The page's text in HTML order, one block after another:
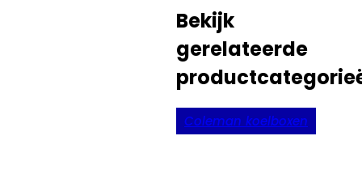
Bekijk
gerelateerde
Coleman koelboxen